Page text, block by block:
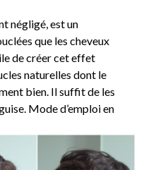
négligé, est un
que les cheveux
de créer cet effet
naturelles dont le
bien. Il suffit de les
Mode d’emploi en